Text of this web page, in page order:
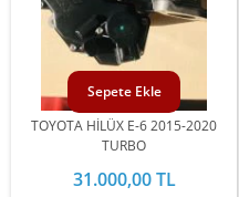
TOYOTA HİLÜX E-6 2015-2020
TURBO
31.000,00 TL
Sepete Ekle